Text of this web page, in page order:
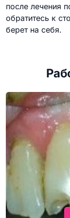
после лечения
обратитесь к
берет на себя.